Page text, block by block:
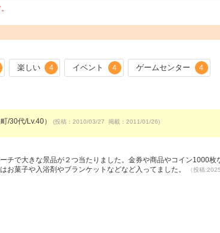
楽しい 4 イベント 4 ゲームセンター 4
/30代/Lv.40） (投稿：2010/03/27 掲載：2011/01/26)
チで大きな景品が２つ当たりました。金券や商品やコイン1000枚
菓子や入浴剤やブランケットなどなど入ってました。
（投稿